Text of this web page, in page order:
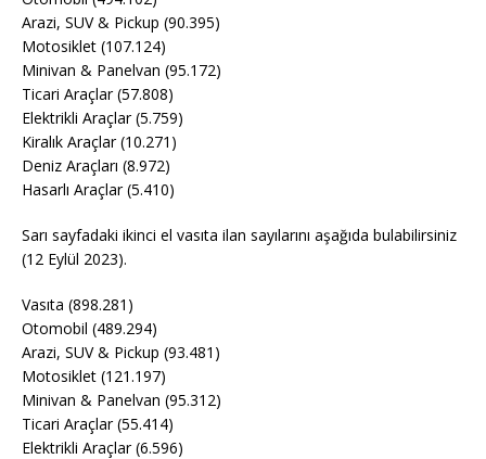
Arazi, SUV & Pickup (90.395)
Motosiklet (107.124)
Minivan & Panelvan (95.172)
Ticari Araçlar (57.808)
Elektrikli Araçlar (5.759)
Kiralık Araçlar (10.271)
Deniz Araçları (8.972)
Hasarlı Araçlar (5.410)
Sarı sayfadaki ikinci el vasıta ilan sayılarını aşağıda bulabilirsiniz
(12 Eylül 2023).
Vasıta (898.281)
Otomobil (489.294)
Arazi, SUV & Pickup (93.481)
Motosiklet (121.197)
Minivan & Panelvan (95.312)
Ticari Araçlar (55.414)
Elektrikli Araçlar (6.596)